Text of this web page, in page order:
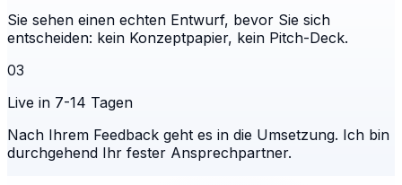
Sie sehen einen echten Entwurf, bevor Sie sich
entscheiden: kein Konzeptpapier, kein Pitch-Deck.
03
Live in 7-14 Tagen
Nach Ihrem Feedback geht es in die Umsetzung. Ich bin
durchgehend Ihr fester Ansprechpartner.